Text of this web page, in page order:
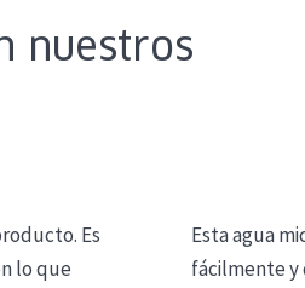
nuestros
Es
lo que
Esta agua
fácilmente y